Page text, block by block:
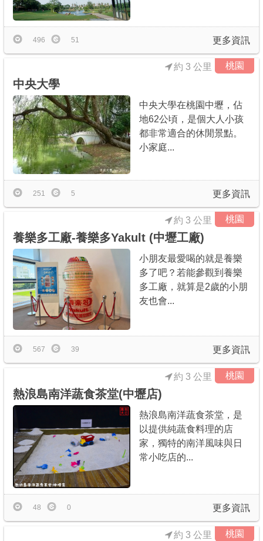
更多資訊
496 51
桃園
中央大學
約 3 公里
中央大學在桃園中壢，佔
地62公頃，是個大人小孩
都非常適合的休閒景點。
小家庭...
更多資訊
251 5
桃園
養樂多工廠-養樂多Yakult (中壢工廠)
約 3 公里
小朋友最愛喝的就是養樂
多了吧？若能參觀到養樂
多工廠，就算是2歲的小朋
友也會...
更多資訊
567 39
桃園
熱浪島南洋蔬食茶堂(中壢店)
約 3 公里
熱浪島南洋蔬食茶堂，是
以提供純蔬食料理的店
家，獨特的南洋風味與日
常小吃店的...
更多資訊
48 0
桃園
約 3 公里